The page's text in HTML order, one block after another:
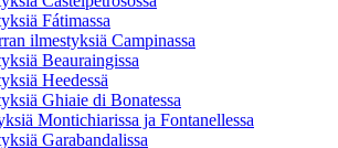
Fátimassa
ilmestyksiä Campinassa
Beauraingissa
Heedessä
Ghiaie di Bonatessa
Montichiarissa ja Fontanellessa
Garabandalissa